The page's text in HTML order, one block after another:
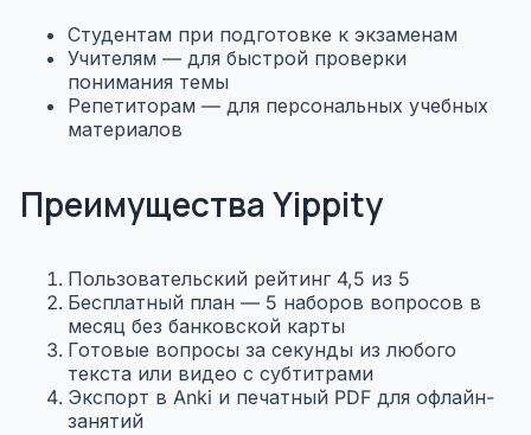
Студентам при подготовке к экзаменам
Учителям — для быстрой проверки
понимания темы
Репетиторам — для персональных учебных
материалов
Преимущества Yippity
Пользовательский рейтинг 4,5 из 5
Бесплатный план — 5 наборов вопросов в
месяц без банковской карты
Готовые вопросы за секунды из любого
текста или видео с субтитрами
Экспорт в Anki и печатный PDF для офлайн-
занятий